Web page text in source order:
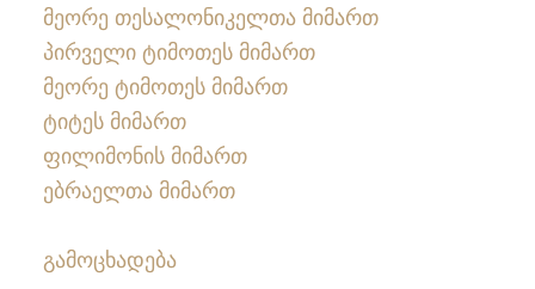
მეორე თესალონიკელთა მიმართ
პირველი ტიმოთეს მიმართ
მეორე ტიმოთეს მიმართ
ტიტეს მიმართ
ფილიმონის მიმართ
ებრაელთა მიმართ
გამოცხადება